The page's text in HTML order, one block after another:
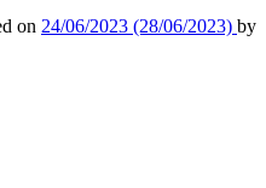
on 24/06/2023 (28/06/2023) by